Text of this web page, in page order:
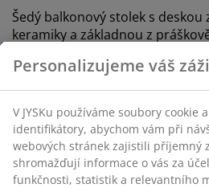
Šedý balkonový stolek s
keramiky a základnou z
korozi. Š60×D60×V71 cm
Skladová položka: 3725130
Personalizujeme váš
V JYSKu používáme soubory cookie
identifikátory, abychom vám při
webových stránek zajistili příjemný
shromažďují informace o vás za
funkčnosti, statistik a relevantního